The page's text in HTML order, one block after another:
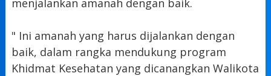
menjalankan amanah dengan baik.
" Ini amanah yang harus dijalankan dengan
baik, dalam rangka mendukung program
Khidmat Kesehatan yang dicanangkan Walikota